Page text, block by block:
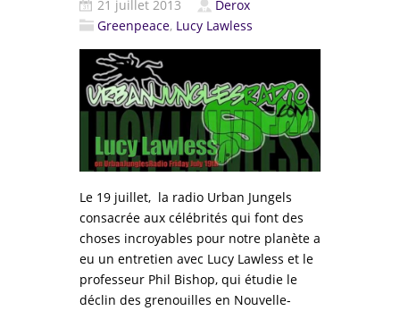
21 juillet 2013
Derox
Greenpeace, Lucy Lawless
Le 19 juillet, la radio Urban Jungels
consacrée aux célébrités qui font des
choses incroyables pour notre planète a
eu un entretien avec Lucy Lawless et le
professeur Phil Bishop, qui étudie le
déclin des grenouilles en Nouvelle-